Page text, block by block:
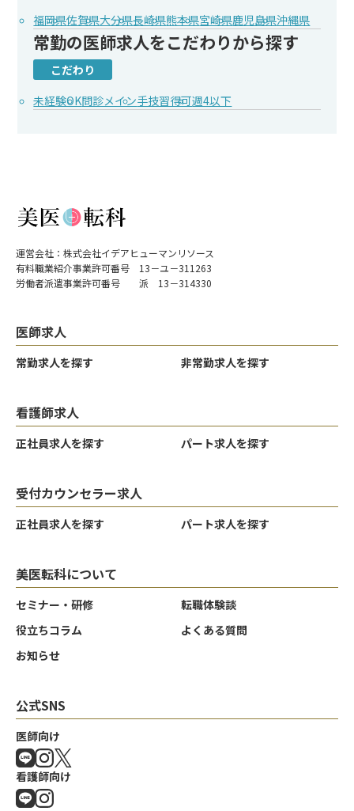
クリア 決定する
クリア 決定する
クリア 決定する
福岡県佐賀県大分県長崎県熊本県宮崎県鹿児島県沖縄県
常勤の医師求人をこだわりから探す
こだわり
未経験OK問診メイン手技習得可週4以下
運営会社：株式会社イデアヒューマンリソース
有料職業紹介事業許可番号 13－ユ－311263
労働者派遣事業許可番号 派 13－314330
医師求人
常勤求人を探す 非常勤求人を探す
看護師求人
正社員求人を探す パート求人を探す
受付カウンセラー求人
正社員求人を探す パート求人を探す
美医転科について
セミナー・研修
転職体験談
役立ちコラム
よくある質問
お知らせ
公式SNS
医師向け
看護師向け